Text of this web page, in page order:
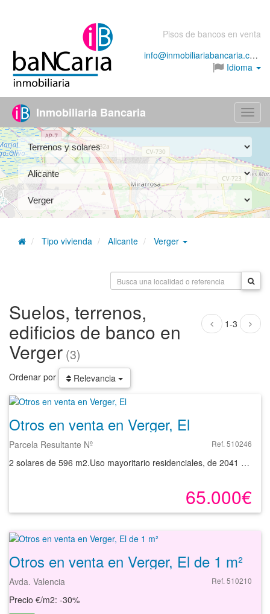
Pisos de bancos en venta
info@inmobiliariabancaria.com
Idioma
Menú
Inmobiliaria Bancaria
Tipo vivienda Alicante Verger
1-3
Suelos, terrenos,
edificios de banco en
Verger (3)
Ordenar por Relevancia
Otros en venta en Verger, El
Parcela Resultante Nº Ref. 510246
2 solares de 596 m2.Uso mayoritario residenciales, de 2041 m2 de edificabilidad total.
65.000€
Otros en venta en Verger, El de 1 m²
Avda. Valencia Ref. 510210
Precio €/m2: -30%